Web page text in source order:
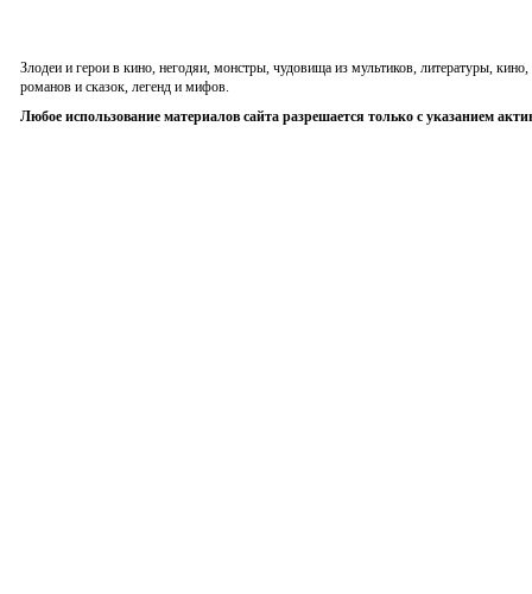
Злодеи и герои в кино, негодяи, монстры, чудовища из мультиков, литературы,
романов и сказок, легенд и мифов.
Любое использование материалов сайта разрешается только с указанием